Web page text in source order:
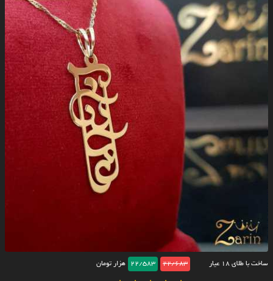
ساخت با طلای ۱۸ عیار 22/683
22/583 هزار تومان